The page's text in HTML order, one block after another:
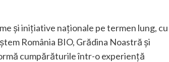
și inițiative naționale pe termen lung, cu
România BIO, Grădina Noastră și
cumpărăturile într-o experiență